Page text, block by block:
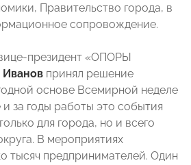
Правительство города, в
сопровождение.
президент «ОПОРЫ
принял решение
основе Всемирной неделе
за годы работы это события
для города, но и всего
В мероприятиях
тысяч предпринимателей. Один